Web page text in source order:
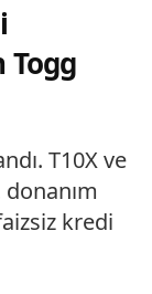
Togg
T10X ve
kredi